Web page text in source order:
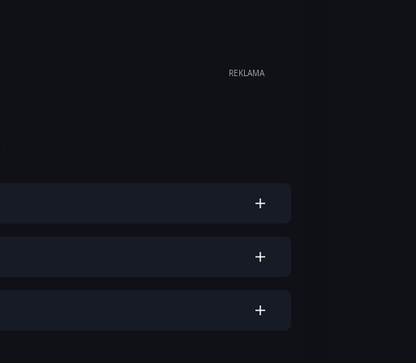
REKLAMA